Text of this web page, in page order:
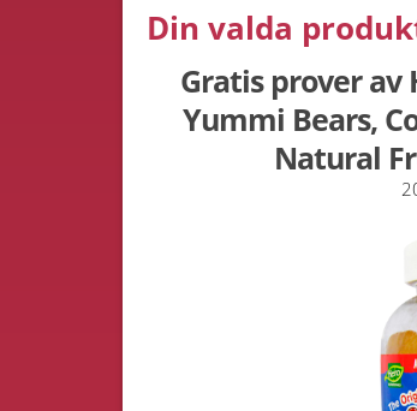
Din valda
Gratis prover
Yummi Bears,
Natural